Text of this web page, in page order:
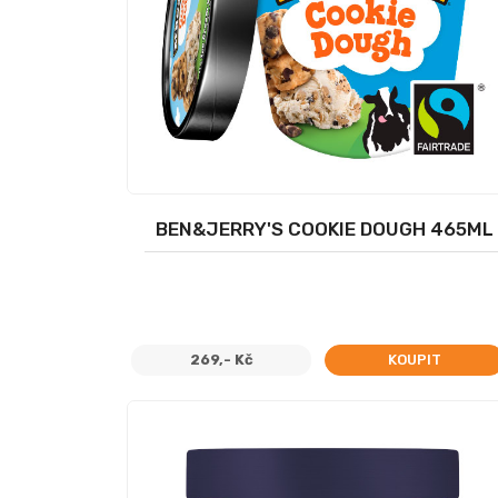
BEN&JERRY'S COOKIE DOUGH 465ML
269,- Kč KOUPIT